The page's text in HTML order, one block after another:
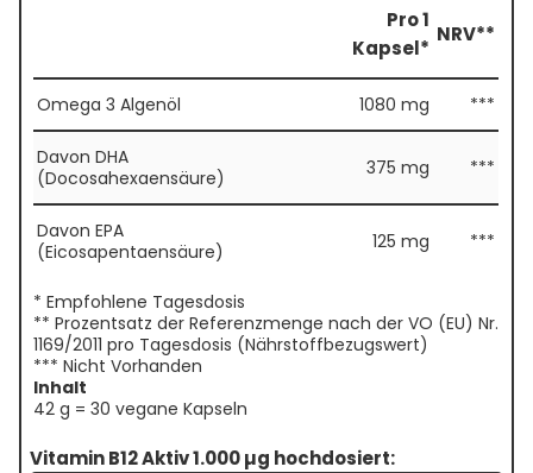
Pro 1
Kapsel*
NRV**
Omega 3 Algenöl 1080 mg ***
Davon DHA
(Docosahexaensäure)
375 mg ***
Davon EPA
(Eicosapentaensäure)
125 mg ***
* Empfohlene Tagesdosis
** Prozentsatz der Referenzmenge nach der VO (EU) Nr.
1169/2011 pro Tagesdosis (Nährstoffbezugswert)
*** Nicht Vorhanden
Inhalt
42 g = 30 vegane Kapseln
Vitamin B12 Aktiv 1.000 µg hochdosiert: